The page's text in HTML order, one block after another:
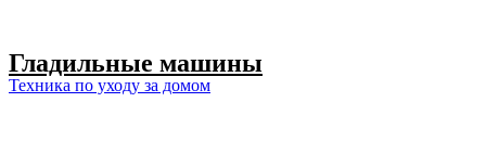
Гладильные машины
Техника по уходу за домом